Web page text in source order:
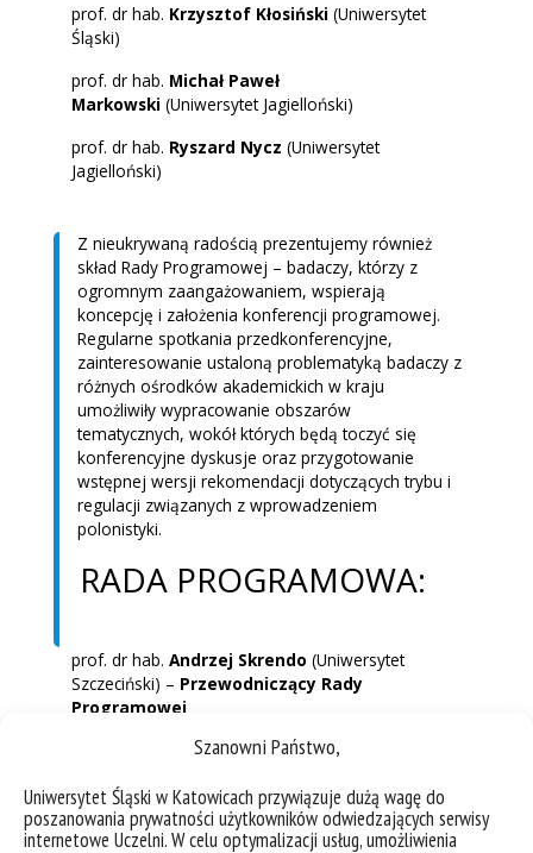
Szanowni Państwo,
Uniwersytet Śląski w Katowicach przywiązuje dużą wagę do
poszanowania prywatności użytkowników odwiedzających serwisy
internetowe Uczelni. W celu optymalizacji usług, umożliwienia
prof. dr hab. Krzysztof Kłosiński (Uniwersytet
Śląski)
prof. dr hab. Michał Paweł
Markowski (Uniwersytet Jagielloński)
prof. dr hab. Ryszard Nycz (Uniwersytet
Jagielloński)
Z nieukrywaną radością prezentujemy również
skład Rady Programowej – badaczy, którzy z
ogromnym zaangażowaniem, wspierają
koncepcję i założenia konferencji programowej.
Regularne spotkania przedkonferencyjne,
zainteresowanie ustaloną problematyką badaczy z
różnych ośrodków akademickich w kraju
umożliwiły wypracowanie obszarów
tematycznych, wokół których będą toczyć się
konferencyjne dyskusje oraz przygotowanie
wstępnej wersji rekomendacji dotyczących trybu i
regulacji związanych z wprowadzeniem
polonistyki.
RADA PROGRAMOWA:
prof. dr hab. Andrzej Skrendo (Uniwersytet
Szczeciński) – Przewodniczący Rady
Programowej
Anna Dąbrowska(Uniwersytet
prof. dr hab.Ewa Szczęsna(Uniwersytet
Warszawski)